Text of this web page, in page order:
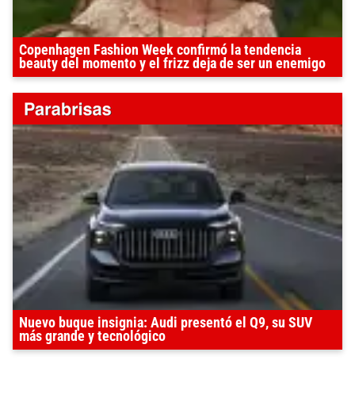
Copenhagen Fashion Week confirmó la tendencia
beauty del momento y el frizz deja de ser un enemigo
Nuevo buque insignia: Audi presentó el Q9, su SUV
más grande y tecnológico